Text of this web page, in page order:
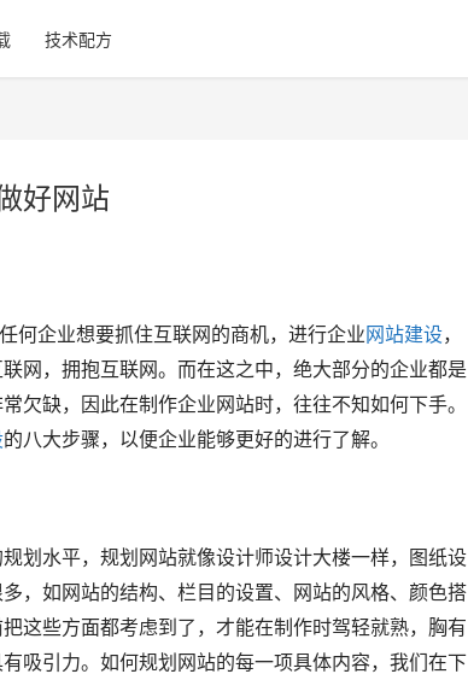
技术配方
好网站
企业想要抓住互联网的商机，进行企业 网站建设，
网，拥抱互联网。而在这之中，绝大部分的企业都是
欠缺，因此在制作企业网站时，往往不知如何下手。
的八大步骤，以便企业能够更好的进行了解。
水平，规划网站就像设计师设计大楼一样，图纸设
，如网站的结构、栏目的设置、网站的风格、颜色搭
这些方面都考虑到了，才能在制作时驾轻就熟，胸有
吸引力。如何规划网站的每一项具体内容，我们在下